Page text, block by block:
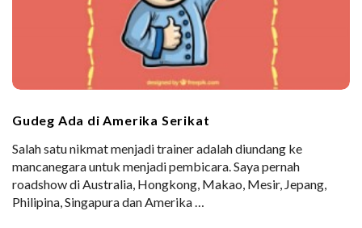
Gudeg Ada di Amerika Serikat
Salah satu nikmat menjadi trainer adalah diundang ke
mancanegara untuk menjadi pembicara. Saya pernah
roadshow di Australia, Hongkong, Makao, Mesir, Jepang,
Philipina, Singapura dan Amerika…